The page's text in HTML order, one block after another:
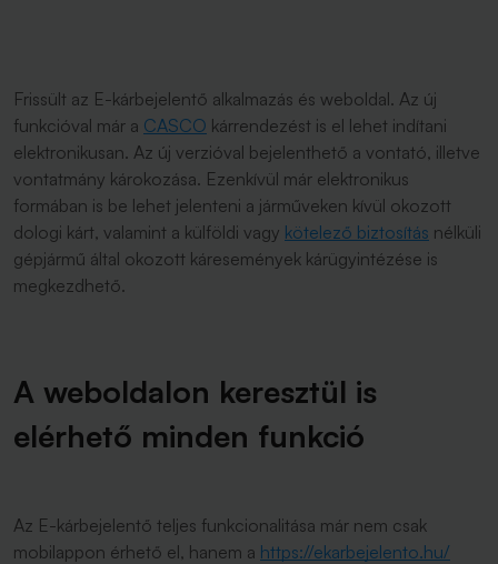
Frissült az E-kárbejelentő alkalmazás és weboldal. Az új
funkcióval már a CASCO kárrendezést is el lehet indítani
elektronikusan. Az új verzióval bejelenthető a vontató, illetve
vontatmány károkozása. Ezenkívül már elektronikus
formában is be lehet jelenteni a járműveken kívül okozott
dologi kárt, valamint a külföldi vagy kötelező biztosítás nélküli
gépjármű által okozott káresemények kárügyintézése is
megkezdhető.
A weboldalon keresztül is
elérhető minden funkció
Az E-kárbejelentő teljes funkcionalitása már nem csak
mobilappon érhető el, hanem a https://ekarbejelento.hu/